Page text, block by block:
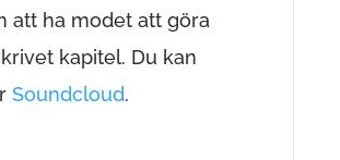
att ha modet att göra
kapitel. Du kan
Soundcloud.